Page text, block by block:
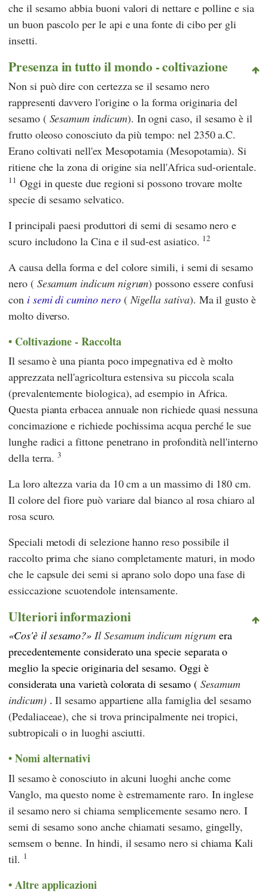
che il sesamo abbia buoni valori di nettare e polline e sia
un buon pascolo per le api e una fonte di cibo per gli
insetti.
Presenza in tutto il mondo - coltivazione
Non si può dire con certezza se il sesamo nero
rappresenti davvero l'origine o la forma originaria del
sesamo ( Sesamum indicum). In ogni caso, il sesamo è il
frutto oleoso conosciuto da più tempo: nel 2350 a.C.
Erano coltivati nell'ex Mesopotamia (Mesopotamia). Si
ritiene che la zona di origine sia nell'Africa sud-orientale.
11 Oggi in queste due regioni si possono trovare molte
specie di sesamo selvatico.
I principali paesi produttori di semi di sesamo nero e
scuro includono la Cina e il sud-est asiatico. 12
A causa della forma e del colore simili, i semi di sesamo
nero ( Sesamum indicum nigrum) possono essere confusi
con i semi di cumino nero( Nigella sativa). Ma il gusto è
molto diverso.
Coltivazione - Raccolta
Il sesamo è una pianta poco impegnativa ed è molto
apprezzata nell'agricoltura estensiva su piccola scala
(prevalentemente biologica), ad esempio in Africa.
Questa pianta erbacea annuale non richiede quasi nessuna
concimazione e richiede pochissima acqua perché le sue
lunghe radici a fittone penetrano in profondità nell'interno
della terra.3
La loro altezza varia da 10 cm a un massimo di 180 cm.
Il colore del fiore può variare dal bianco al rosa chiaro al
rosa scuro.
Speciali metodi di selezione hanno reso possibile il
raccolto prima che siano completamente maturi, in modo
che le capsule dei semi si aprano solo dopo una fase di
essiccazione scuotendole intensamente.
Ulteriori informazioni
Cos'è il sesamo? Il Sesamum indicum nigrum era
precedentemente considerato una specie separata o
meglio la specie originaria del sesamo. Oggi è
considerata una varietà colorata di sesamo ( Sesamum
indicum) . Il sesamo appartiene alla famiglia del sesamo
(Pedaliaceae), che si trova principalmente nei tropici,
subtropicali o in luoghi asciutti.
Nomi alternativi
Il sesamo è conosciuto in alcuni luoghi anche come
Vanglo, ma questo nome è estremamente raro. In inglese
il sesamo nero si chiama semplicemente sesamo nero. I
semi di sesamo sono anche chiamati sesamo, gingelly,
semsem o benne. In hindi, il sesamo nero si chiama Kali
til. 1
Altre applicazioni